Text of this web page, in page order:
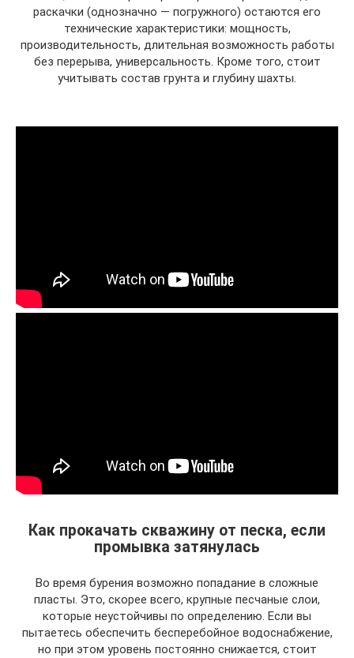
раскачки (однозначно — погружного) остаются его
технические характеристики: мощность,
производительность, длительная возможность работы
без перерыва, универсальность. Кроме того, стоит
учитывать состав грунта и глубину шахты.
Как прокачать скважину от песка, если
промывка затянулась
Во время бурения возможно попадание в сложные
пласты. Это, скорее всего, крупные песчаные слои,
которые неустойчивы по определению. Если вы
пытаетесь обеспечить бесперебойное водоснабжение,
но при этом уровень постоянно снижается, стоит